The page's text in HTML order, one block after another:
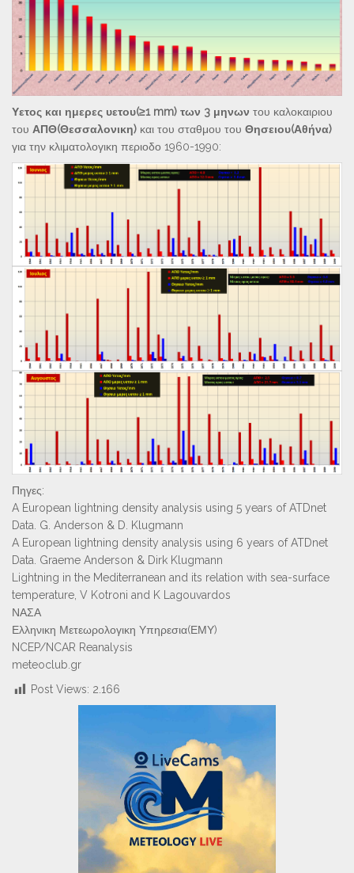
Υετος και ημερες υετου(≥1 mm) των 3 μηνων του καλοκαιριου
του ΑΠΘ(Θεσσαλονικη) και του σταθμου του Θησειου(Αθήνα)
για την κλιματολογικη περιοδο 1960-1990:
Πηγες:
A European lightning density analysis using 5 years of ATDnet
Data. G. Anderson & D. Klugmann
A European lightning density analysis using 6 years of ATDnet
Data. Graeme Anderson & Dirk Klugmann
Lightning in the Mediterranean and its relation with sea-surface
temperature, V Kotroni and K Lagouvardos
ΝΑΣΑ
Ελληνικη Μετεωρολογικη Υπηρεσια(ΕΜΥ)
NCEP/NCAR Reanalysis
meteoclub.gr
Post Views: 2.166